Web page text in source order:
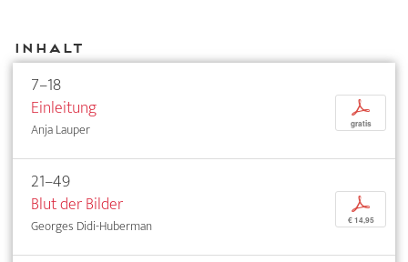
Inhalt
7–18
Einleitung
Anja Lauper
p
gratis
21–49
Blut der Bilder
Georges Didi-Huberman
p
€ 14,95